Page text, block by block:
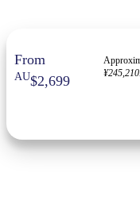
From
AU$2,699